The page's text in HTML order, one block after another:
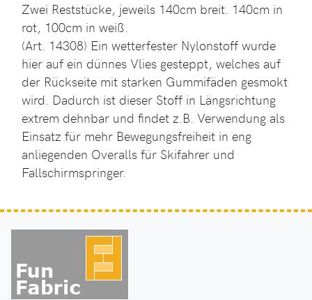
Zwei Reststücke, jeweils 140cm breit. 140cm in
rot, 100cm in weiß.
(Art. 14308) Ein wetterfester Nylonstoff wurde
hier auf ein dünnes Vlies gesteppt, welches auf
der Rückseite mit starken Gummifäden gesmokt
wird. Dadurch ist dieser Stoff in Längsrichtung
extrem dehnbar und findet z.B. Verwendung als
Einsatz für mehr Bewegungsfreiheit in eng
anliegenden Overalls für Skifahrer und
Fallschirmspringer.